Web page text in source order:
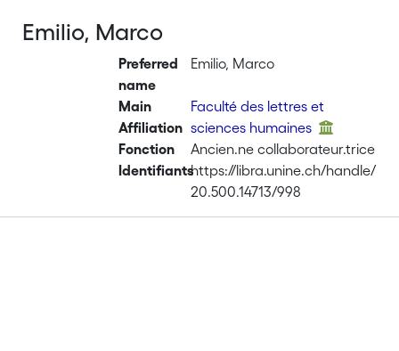
Emilio, Marco
Preferred
name
Emilio, Marco
Main
Affiliation
Faculté des lettres et
sciences humaines
Fonction
Ancien.ne collaborateur.trice
Identifiantshttps://libra.unine.ch/handle/
20.500.14713/998